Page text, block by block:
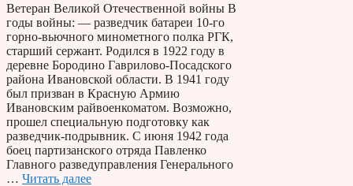
Ветеран Великой Отечественной войны В
годы войны: — разведчик батареи 10-го
горно-вьючного минометного полка РГК,
старший сержант. Родился в 1922 году в
деревне Бородино Гаврилово-Посадского
района Ивановской области. В 1941 году
был призван в Красную Армию
Ивановским райвоенкоматом. Возможно,
прошел специальную подготовку как
разведчик-подрывник. С июня 1942 года
боец партизанского отряда Павленко
Главного разведуправления Генерального
… Читать далее